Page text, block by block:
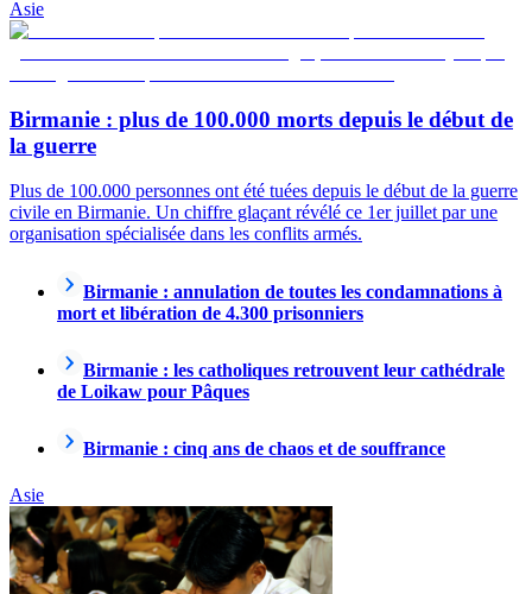
Asie
Birmanie : plus de 100.000 morts depuis le début de
la guerre
Plus de 100.000 personnes ont été tuées depuis le début de la guerre
civile en Birmanie. Un chiffre glaçant révélé ce 1er juillet par une
organisation spécialisée dans les conflits armés.
Birmanie : annulation de toutes les condamnations à
mort et libération de 4.300 prisonniers
Birmanie : les catholiques retrouvent leur cathédrale
de Loikaw pour Pâques
Birmanie : cinq ans de chaos et de souffrance
Asie